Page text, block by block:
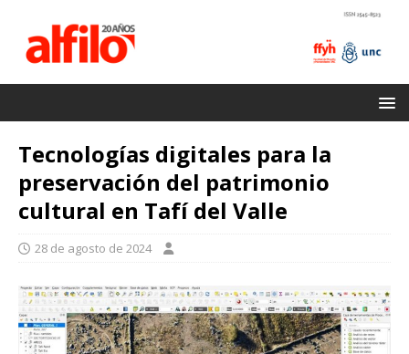
Tecnologías digitales para la
preservación del patrimonio
cultural en Tafí del Valle
28 de agosto de 2024